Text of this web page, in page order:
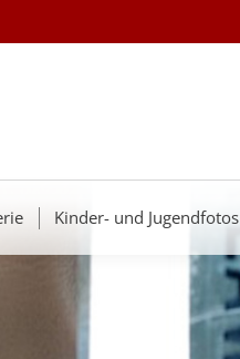
Kinder- und Jugendfotos